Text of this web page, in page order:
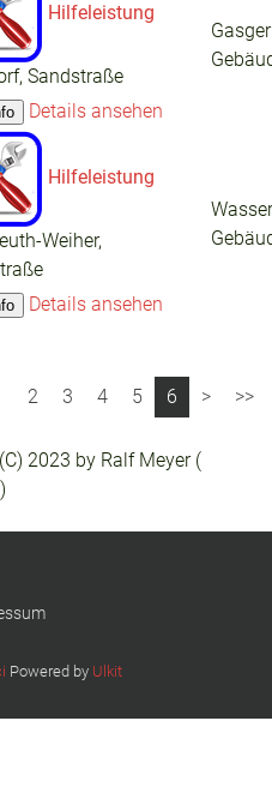
Hilfeleistung
Sandstraße
Details ansehen
Hilfeleistung
Weiher,
Details ansehen
2 3 4 5 6
2023 by Ralf Meyer (
)
Powered by Ulkit